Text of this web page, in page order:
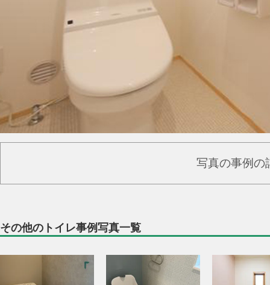
写真の事例の
その他のトイレ事例写真一覧